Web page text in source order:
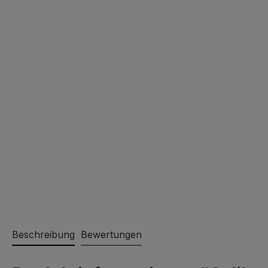
Beschreibung Bewertungen